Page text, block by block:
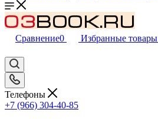
Сравнение0 Избранные товары
Телефоны
+7 (966) 304-40-85